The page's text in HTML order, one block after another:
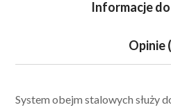
Informacje
Opinie
System obejm stalowych służy